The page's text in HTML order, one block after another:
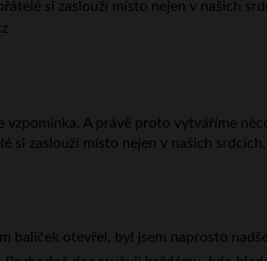
vzpomínka. A právě proto vytváříme
si zaslouží místo nejen v našich